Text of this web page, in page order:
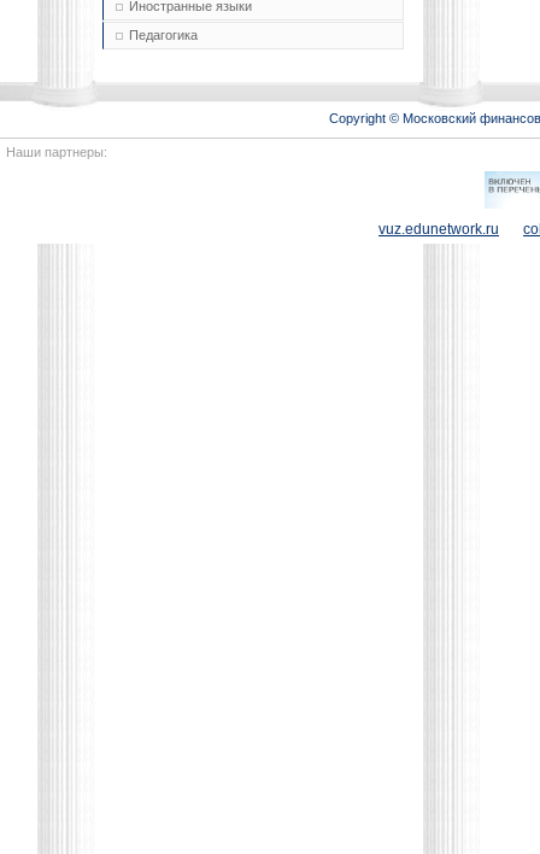
Иностранные языки
Педагогика
Copyright © Московский
Наши партнеры:
vuz.edunetwork.ru